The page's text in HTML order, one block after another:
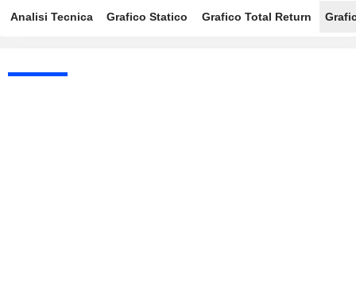
Analisi Tecnica Grafico Statico Grafico Total Return